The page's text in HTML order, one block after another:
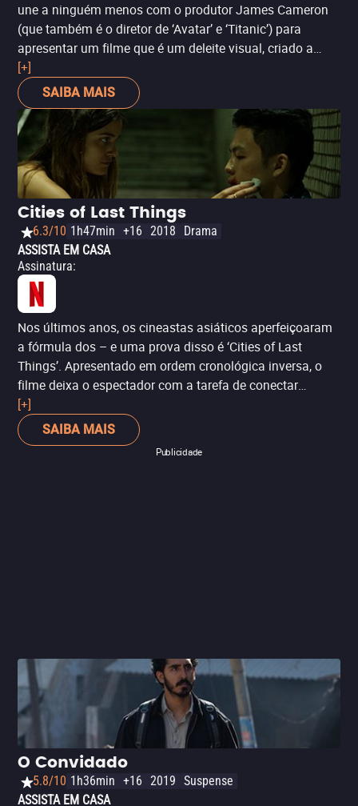
une a ninguém menos com o produtor James Cameron
(que também é o diretor de ‘Avatar’ e ‘Titanic’) para
apresentar um filme que é um deleite visual, criado a
partir das mais recentes técnicas de captura de
movimentos e computação gráfica. Já a história é
baseada no mangá ‘Gunnm’, que foi sucesso de crítica
no Japão e segue a linha cyberpunk de sucessos como
‘Ghost in the Shell’ e ‘Blade Runner’. Destaque também
para a ótima interpretação de Rosa Salazar, que vive a
personagem-título.
[+]
SAIBA MAIS
Cities of Last Things
6.3/10 1h47min +16 2018
Drama
ASSISTA EM CASA
Assinatura:
Nos últimos anos, os cineastas asiáticos aperfeiçoaram
a fórmula dos – e uma prova disso é ‘Cities of Last
Things’. Apresentado em ordem cronológica inversa, o
filme deixa o espectador com a tarefa de conectar
detalhes e eventos, nos envolvendo de forma diferente
com a trama. Premiação na seleção Plataform do
Festival de Toronto, o trabalho do diretor taiwanês Ho Wi
[+]
SAIBA MAIS
Publicidade
O Convidado
5.8/10 1h36min +16 2019 Suspense
ASSISTA EM CASA